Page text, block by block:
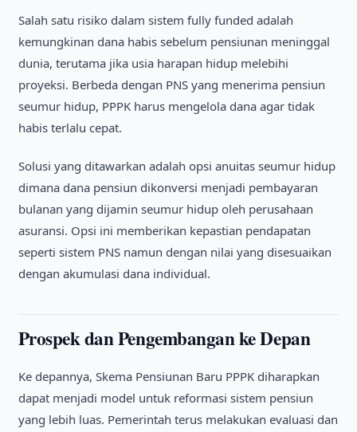
Salah satu risiko dalam sistem fully funded adalah
kemungkinan dana habis sebelum pensiunan meninggal
dunia, terutama jika usia harapan hidup melebihi
proyeksi. Berbeda dengan PNS yang menerima pensiun
seumur hidup, PPPK harus mengelola dana agar tidak
habis terlalu cepat.
Solusi yang ditawarkan adalah opsi anuitas seumur hidup
dimana dana pensiun dikonversi menjadi pembayaran
bulanan yang dijamin seumur hidup oleh perusahaan
asuransi. Opsi ini memberikan kepastian pendapatan
seperti sistem PNS namun dengan nilai yang disesuaikan
dengan akumulasi dana individual.
Prospek dan Pengembangan ke Depan
Ke depannya, Skema Pensiunan Baru PPPK diharapkan
dapat menjadi model untuk reformasi sistem pensiun
yang lebih luas. Pemerintah terus melakukan evaluasi dan